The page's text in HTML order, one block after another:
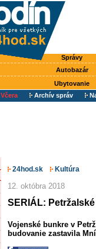
Správy
Autobazár
Ubytovanie
Včera Archív správ
24hod.sk Kultúra
12. októbra 2018
SERIÁL:
Vojenské bunkre v
budovanie zastavila